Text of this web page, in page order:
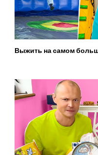
Выжить на самом